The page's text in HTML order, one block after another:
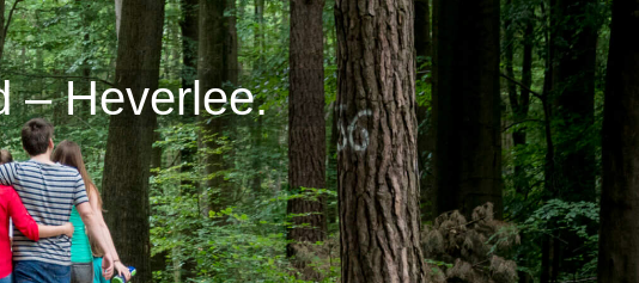
– Heverlee.